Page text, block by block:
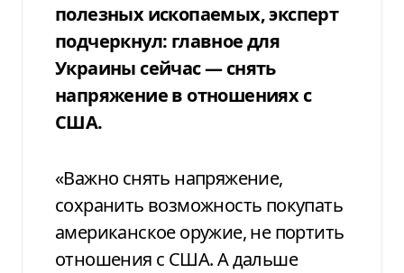
полезных ископаемых, эксперт
подчеркнул: главное для
Украины сейчас — снять
напряжение в отношениях с
США.
«Важно снять напряжение,
сохранить возможность покупать
американское оружие, не портить
отношения с США. А дальше